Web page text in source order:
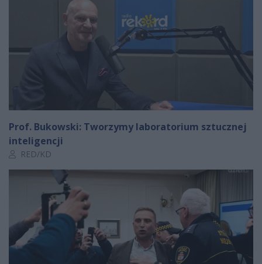
Prof. Bukowski: Tworzymy laboratorium sztucznej
inteligencji
Autor artykułu:
RED/KD